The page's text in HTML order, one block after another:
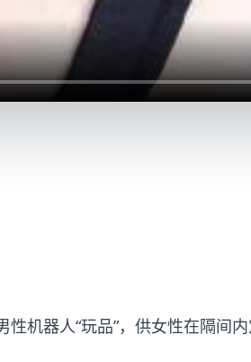
机器人“玩品”，供女性在隔间内